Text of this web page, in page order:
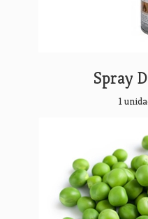
Spray
1